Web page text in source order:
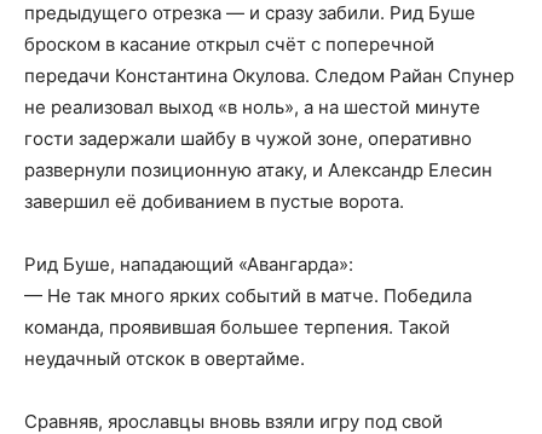
предыдущего отрезка — и сразу забили. Рид Буше
броском в касание открыл счёт с поперечной
передачи Константина Окулова. Следом Райан Спунер
не реализовал выход «в ноль», а на шестой минуте
гости задержали шайбу в чужой зоне, оперативно
развернули позиционную атаку, и Александр Елесин
завершил её добиванием в пустые ворота.
Рид Буше, нападающий «Авангарда»:
— Не так много ярких событий в матче. Победила
команда, проявившая большее терпения. Такой
неудачный отскок в овертайме.
Сравняв, ярославцы вновь взяли игру под свой